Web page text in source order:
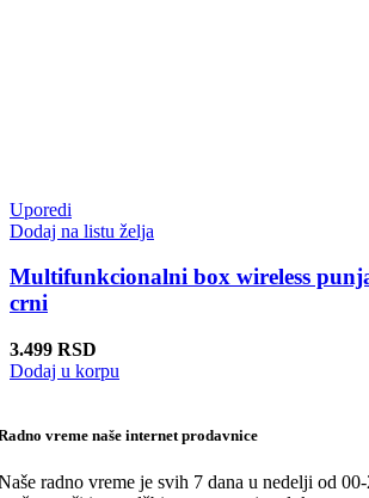
Uporedi
Dodaj na listu želja
Multifunkcionalni box wireless
crni
3.499 RSD
Dodaj u korpu
vreme naše internet prodavnice
radno vreme je svih 7 dana u nedelji od